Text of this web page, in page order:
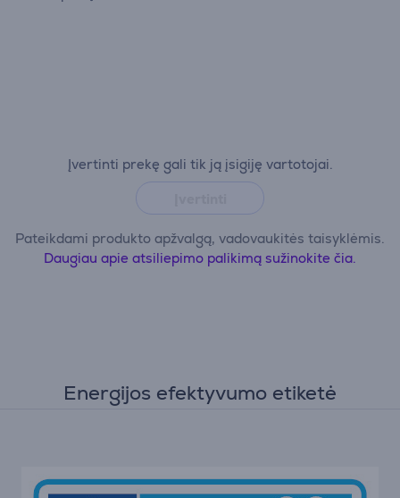
Įvertinti prekę gali tik ją įsigiję vartotojai.
Pateikdami produkto apžvalgą, vadovaukitės taisyklėmis.
Daugiau apie atsiliepimo palikimą sužinokite čia.
Energijos efektyvumo etiketė